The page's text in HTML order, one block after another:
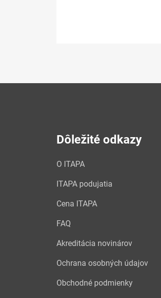
Dôležité odkazy
O ITAPA
ITAPA podujatia
Cena ITAPA
FAQ
Akreditácia novinárov
Ochrana osobných údajov
Obchodné podmienky